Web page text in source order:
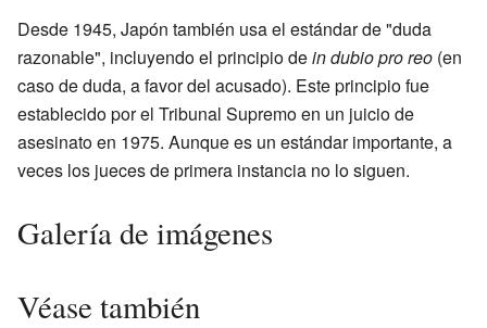
Desde 1945, Japón también usa el estándar de "duda
razonable", incluyendo el principio dein dubio pro reo (en
caso de duda, a favor del acusado). Este principio fue
establecido por el Tribunal Supremo en un juicio de
asesinato en 1975. Aunque es un estándar importante, a
veces los jueces de primera instancia no lo siguen.
Galería de imágenes
Véase también